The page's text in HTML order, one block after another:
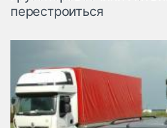
перестроиться